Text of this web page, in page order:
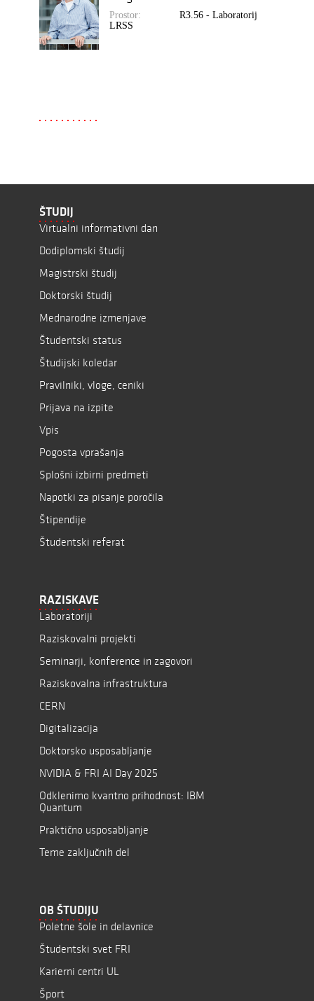
Prostor:
R3.56 - Laboratorij
LRSS
ŠTUDIJ
Virtualni informativni dan
Dodiplomski študij
Magistrski študij
Doktorski študij
Mednarodne izmenjave
Študentski status
Študijski koledar
Pravilniki, vloge, ceniki
Prijava na izpite
Vpis
Pogosta vprašanja
Splošni izbirni predmeti
Napotki za pisanje poročila
Štipendije
Študentski referat
RAZISKAVE
Laboratoriji
Raziskovalni projekti
Seminarji, konference in zagovori
Raziskovalna infrastruktura
CERN
Digitalizacija
Doktorsko usposabljanje
NVIDIA & FRI AI Day 2025
Odklenimo kvantno prihodnost: IBM
Quantum
Praktično usposabljanje
Teme zaključnih del
OB ŠTUDIJU
Poletne šole in delavnice
Študentski svet FRI
Karierni centri UL
Šport